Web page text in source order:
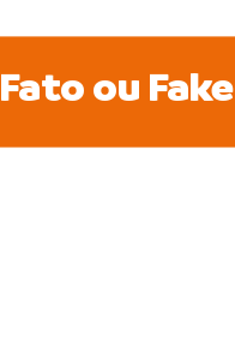
Fato ou Fake